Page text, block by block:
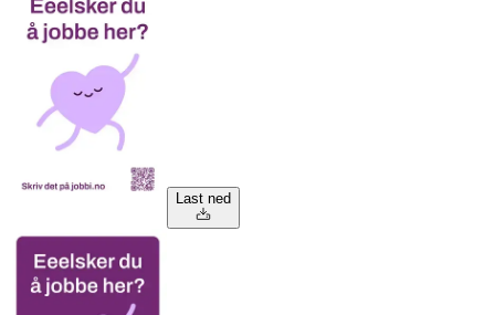
Last ned